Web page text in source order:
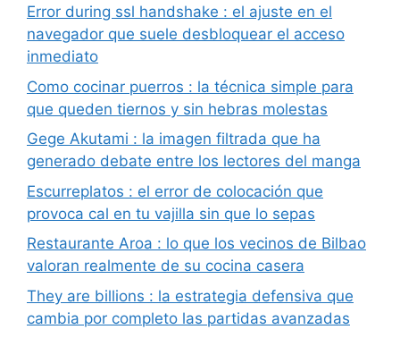
Error during ssl handshake : el ajuste en el
navegador que suele desbloquear el acceso
inmediato
Como cocinar puerros : la técnica simple para
que queden tiernos y sin hebras molestas
Gege Akutami : la imagen filtrada que ha
generado debate entre los lectores del manga
Escurreplatos : el error de colocación que
provoca cal en tu vajilla sin que lo sepas
Restaurante Aroa : lo que los vecinos de Bilbao
valoran realmente de su cocina casera
They are billions : la estrategia defensiva que
cambia por completo las partidas avanzadas